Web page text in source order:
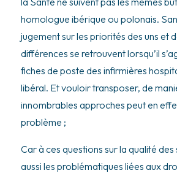
homologue ibérique ou polonais.
jugement sur les priorités des uns et
différences se retrouvent lorsqu’il
fiches de poste des infirmières
libéral. Et vouloir transposer, de
innombrables approches peut en
problème ;
Car à ces questions sur la qualité des
aussi les problématiques liées aux